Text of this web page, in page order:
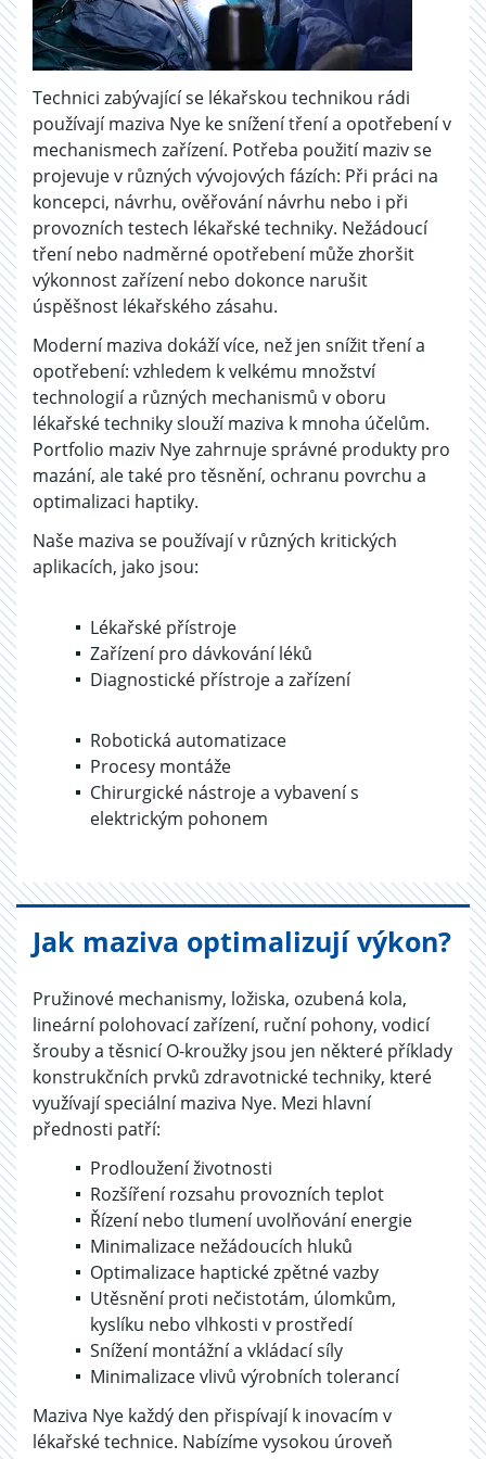
Technici zabývající se lékařskou technikou rádi
používají maziva Nye ke snížení tření a opotřebení v
mechanismech zařízení. Potřeba použití maziv se
projevuje v různých vývojových fázích: Při práci na
koncepci, návrhu, ověřování návrhu nebo i při
provozních testech lékařské techniky. Nežádoucí
tření nebo nadměrné opotřebení může zhoršit
výkonnost zařízení nebo dokonce narušit
úspěšnost lékařského zásahu.
Moderní maziva dokáží více, než jen snížit tření a
opotřebení: vzhledem k velkému množství
technologií a různých mechanismů v oboru
lékařské techniky slouží maziva k mnoha účelům.
Portfolio maziv Nye zahrnuje správné produkty pro
mazání, ale také pro těsnění, ochranu povrchu a
optimalizaci haptiky.
Naše maziva se používají v různých kritických
aplikacích, jako jsou:
Lékařské přístroje
Zařízení pro dávkování léků
Diagnostické přístroje a zařízení
Robotická automatizace
Procesy montáže
Chirurgické nástroje a vybavení s
elektrickým pohonem
Jak maziva optimalizují výkon?
Pružinové mechanismy, ložiska, ozubená kola,
lineární polohovací zařízení, ruční pohony, vodicí
šrouby a těsnicí O-kroužky jsou jen některé příklady
konstrukčních prvků zdravotnické techniky, které
využívají speciální maziva Nye. Mezi hlavní
přednosti patří:
Prodloužení životnosti
Rozšíření rozsahu provozních teplot
Řízení nebo tlumení uvolňování energie
Minimalizace nežádoucích hluků
Optimalizace haptické zpětné vazby
Utěsnění proti nečistotám, úlomkům,
kyslíku nebo vlhkosti v prostředí
Snížení montážní a vkládací síly
Minimalizace vlivů výrobních tolerancí
Maziva Nye každý den přispívají k inovacím v
lékařské technice. Nabízíme vysokou úroveň